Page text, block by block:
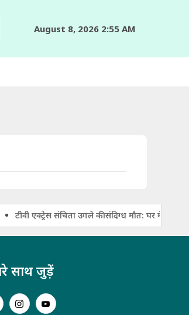
August 8, 2026 2:55 AM
टीवी एक्ट्रेस संचिता उगले की संदिग्ध मौत: घर में फंदे
साथ जुड़ें